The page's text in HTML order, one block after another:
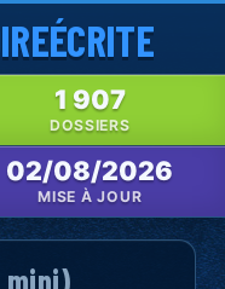
ÉCRITE
1 907
DOSSIERS
02/08/2026
MISE À JOUR